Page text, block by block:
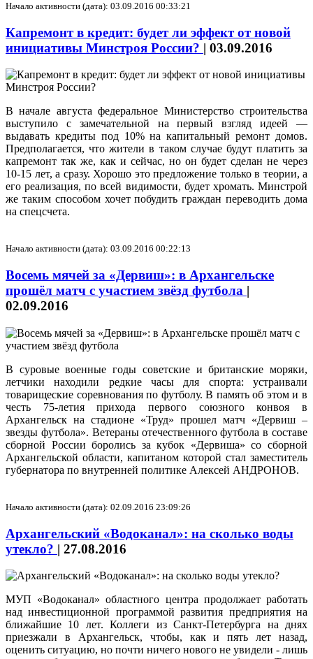
Начало активности (дата): 03.09.2016 00:33:21
Капремонт в кредит: будет ли эффект от новой
инициативы Минстроя России? | 03.09.2016
В начале августа федеральное Министерство строительства
выступило с замечательной на первый взгляд идеей —
выдавать кредиты под 10% на капитальный ремонт домов.
Предполагается, что жители в таком случае будут платить за
капремонт так же, как и сейчас, но он будет сделан не через
10-15 лет, а сразу. Хорошо это предложение только в теории, а
его реализация, по всей видимости, будет хромать. Минстрой
же таким способом хочет побудить граждан переводить дома
на спецсчета.
Начало активности (дата): 03.09.2016 00:22:13
Восемь мячей за «Дервиш»: в Архангельске
прошёл матч с участием звёзд футбола |
02.09.2016
В суровые военные годы советские и британские моряки,
летчики находили редкие часы для спорта: устраивали
товарищеские соревнования по футболу. В память об этом и в
честь 75-летия прихода первого союзного конвоя в
Архангельск на стадионе «Труд» прошел матч «Дервиш –
звезды футбола». Ветераны отечественного футбола в составе
сборной России боролись за кубок «Дервиша» со сборной
Архангельской области, капитаном которой стал заместитель
губернатора по внутренней политике Алексей АНДРОНОВ.
Начало активности (дата): 02.09.2016 23:09:26
Архангельский «Водоканал»: на сколько воды
утекло? | 27.08.2016
МУП «Водоканал» областного центра продолжает работать
над инвестиционной программой развития предприятия на
ближайшие 10 лет. Коллеги из Санкт-Петербурга на днях
приезжали в Архангельск, чтобы, как и пять лет назад,
оценить ситуацию, но почти ничего нового не увидели - лишь